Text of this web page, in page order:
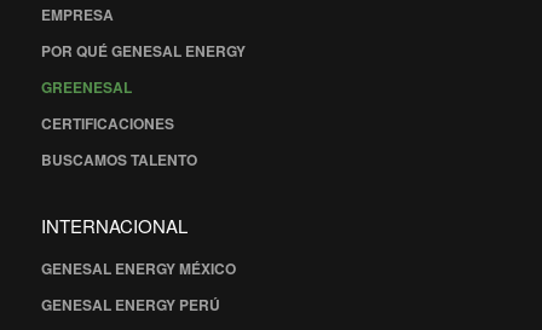
EMPRESA
POR QUÉ GENESAL ENERGY
GREENESAL
CERTIFICACIONES
BUSCAMOS TALENTO
INTERNACIONAL
GENESAL ENERGY MÉXICO
GENESAL ENERGY PERÚ